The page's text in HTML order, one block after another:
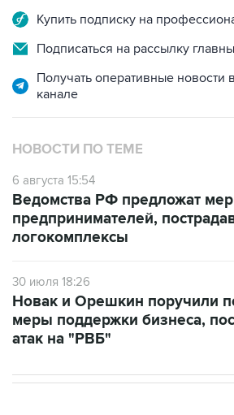
Купить подписку на
Подписаться на рассылку
Получать оперативные новости
канале
НОВОСТИ ПО ТЕМЕ
6 августа 15:54
Ведомства РФ предложат
предпринимателей,
логокомплексы
30 июля 18:26
Новак и Орешкин поручили
меры поддержки бизнеса,
атак на "РВБ"